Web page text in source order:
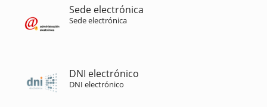
Sede electrónica
Sede electrónica
DNI electrónico
DNI electrónico